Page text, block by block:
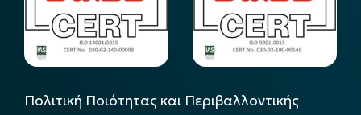
Πολιτική Ποιότητας και Περιβαλλοντικής